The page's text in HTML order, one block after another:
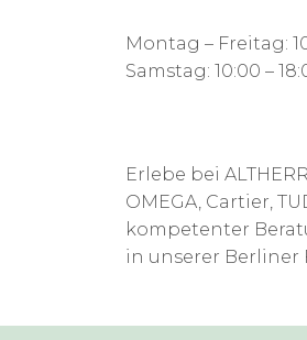
Montag – Freitag:
Samstag: 10:00 –
Erlebe bei
OMEGA, Cartier,
kompetenter
in unserer Berliner